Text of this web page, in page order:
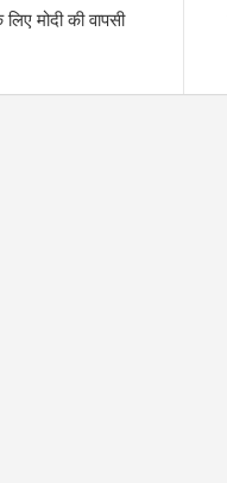
मोदी की वापसी